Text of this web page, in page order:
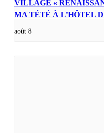
VILLAGE «
MA TÉTÉ À L’HÔTEL
août 8